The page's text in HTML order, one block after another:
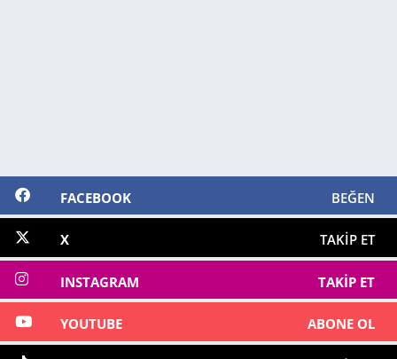
FACEBOOK BEĞEN
X TAKIP ET
INSTAGRAM TAKIP ET
YOUTUBE ABONE OL